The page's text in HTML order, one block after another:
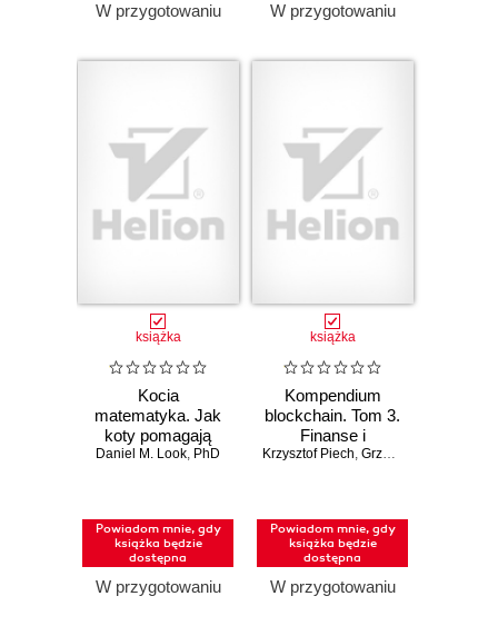
W przygotowaniu W przygotowaniu
książka
Kocia
matematyka. Jak
koty pomagają
zrozumieć liczby,
Daniel M. Look, PhD
Powiadom mnie, gdy
książka będzie
dostępna
W przygotowaniu
książka
Kompendium
blockchain. Tom 3.
Finanse i
inwestycje
Krzysztof Piech, Grzegorz Sobiecki
Powiadom mnie, gdy
książka będzie
dostępna
W przygotowaniu